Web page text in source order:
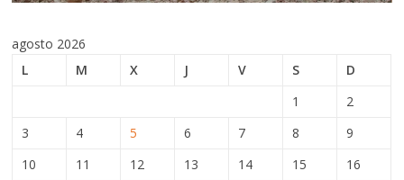
agosto 2026
L
M X J V S
D
1
2
3
4 5 6 7 8
9
10
11 12 13 14 15
16